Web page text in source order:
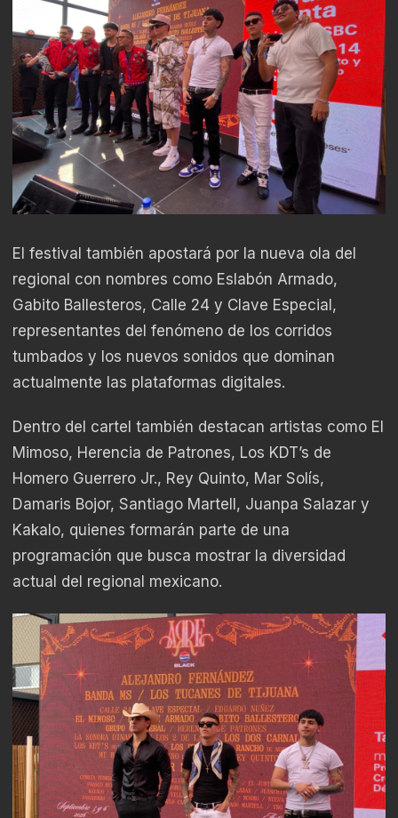
El festival también apostará por la nueva ola del
regional con nombres como Eslabón Armado,
Gabito Ballesteros, Calle 24 y Clave Especial,
representantes del fenómeno de los corridos
tumbados y los nuevos sonidos que dominan
actualmente las plataformas digitales.
Dentro del cartel también destacan artistas como El
Mimoso, Herencia de Patrones, Los KDT’s de
Homero Guerrero Jr., Rey Quinto, Mar Solís,
Damaris Bojor, Santiago Martell, Juanpa Salazar y
Kakalo, quienes formarán parte de una
programación que busca mostrar la diversidad
actual del regional mexicano.